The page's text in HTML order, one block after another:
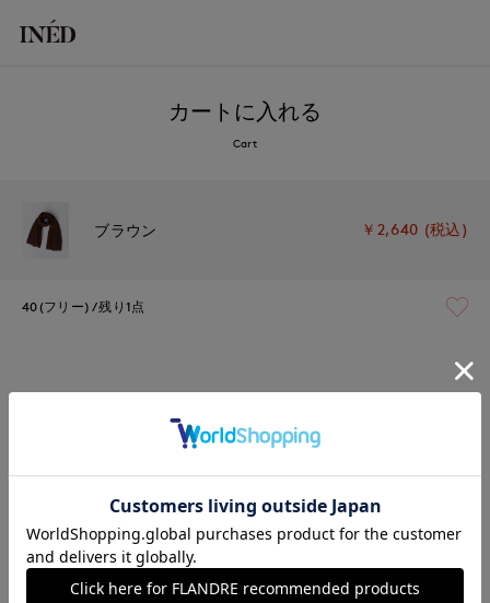
カートに入れる
Cart
ブラウン ￥2,640 (税込)
40(フリー) 残り1点